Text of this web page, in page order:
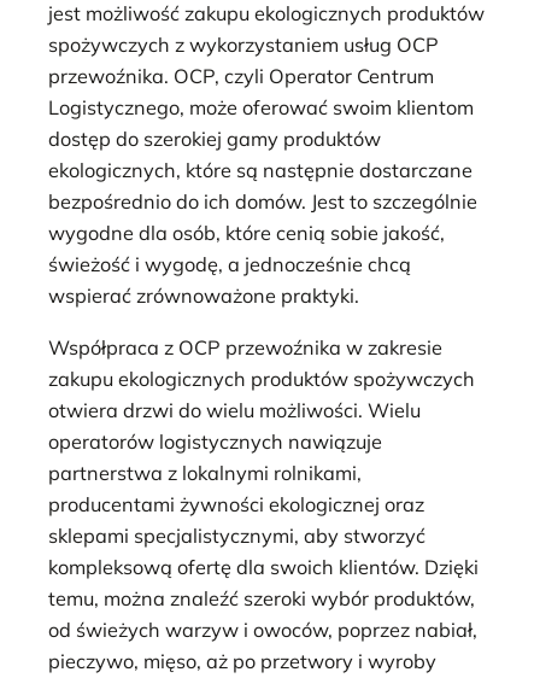
jest możliwość zakupu ekologicznych produktów
spożywczych z wykorzystaniem usług OCP
przewoźnika. OCP, czyli Operator Centrum
Logistycznego, może oferować swoim klientom
dostęp do szerokiej gamy produktów
ekologicznych, które są następnie dostarczane
bezpośrednio do ich domów. Jest to szczególnie
wygodne dla osób, które cenią sobie jakość,
świeżość i wygodę, a jednocześnie chcą
wspierać zrównoważone praktyki.
Współpraca z OCP przewoźnika w zakresie
zakupu ekologicznych produktów spożywczych
otwiera drzwi do wielu możliwości. Wielu
operatorów logistycznych nawiązuje
partnerstwa z lokalnymi rolnikami,
producentami żywności ekologicznej oraz
sklepami specjalistycznymi, aby stworzyć
kompleksową ofertę dla swoich klientów. Dzięki
temu, można znaleźć szeroki wybór produktów,
od świeżych warzyw i owoców, poprzez nabiał,
pieczywo, mięso, aż po przetwory i wyroby